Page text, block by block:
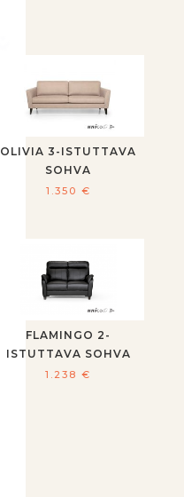
OLIVIA 3-ISTUTTAVA
SOHVA
1.350 €
FLAMINGO 2-
ISTUTTAVA SOHVA
1.238€